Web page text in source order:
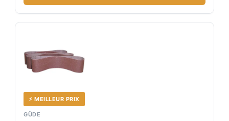
⚡ MEILLEUR PRIX
GÜDE